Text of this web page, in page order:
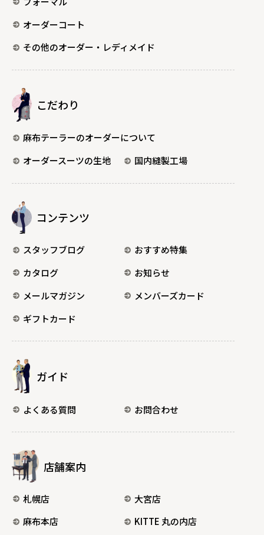
オーダーコート
その他のオーダー・レディメイド
こだわり
麻布テーラーのオーダーについて
オーダースーツの生地
国内縫製工場
コンテンツ
スタッフブログ
おすすめ特集
カタログ
お知らせ
メールマガジン
メンバーズカード
ギフトカード
ガイド
よくある質問 お問合わせ
店舗案内
札幌店
大宮店
麻布本店
KITTE 丸の内店